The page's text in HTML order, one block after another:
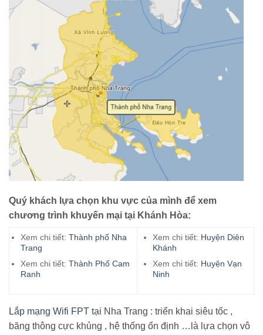
Quý khách lựa chọn khu vực của mình để xem
chương trình khuyến mại tại Khánh Hòa:
Xem chi tiết: Thành phố Nha
Trang
Xem chi tiết: Thành Phố Cam
Ranh
Xem chi tiết: Huyện Diên
Khánh
Xem chi tiết: Huyện Vạn
Ninh
Lắp mạng Wifi FPT tại Nha Trang : triển khai siêu tốc ,
băng thông cực khủng , hệ thống ổn định …là lựa chọn vô